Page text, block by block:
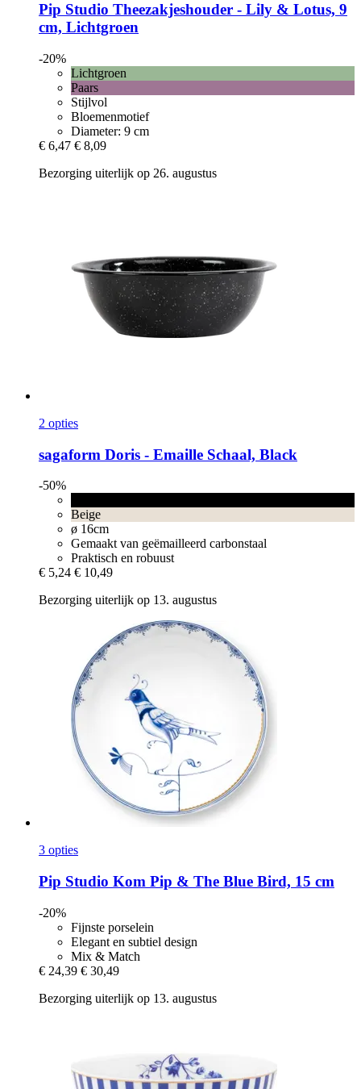
Pip Studio Theezakjeshouder -​ Lily & Lotus, 9
cm, Lichtgroen
-20%
Lichtgroen
Paars
Stijlvol
Bloemenmotief
Diameter: 9 cm
€ 6,47 € 8,09
Bezorging uiterlijk op 26. augustus
2 opties
sagaform Doris -​ Emaille Schaal, Black
-50%
Beige
ø 16cm
Gemaakt van geëmailleerd carbonstaal
Praktisch en robuust
€ 5,24 € 10,49
Bezorging uiterlijk op 13. augustus
3 opties
Pip Studio Kom Pip & The Blue Bird, 15 cm
-20%
Fijnste porselein
Elegant en subtiel design
Mix & Match
€ 24,39 € 30,49
Bezorging uiterlijk op 13. augustus